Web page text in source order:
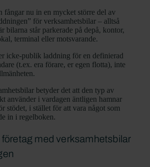
fångar nu in en mycket större del av
för verksamhetsbilar – alltså
bilarna står parkerade på depå, kontor,
terminal eller motsvarande.
icke-publik laddning för en definierad
(t.ex. era förare, er egen flotta), inte
betyder det att den typ av
använder i vardagen äntligen hamnar
stödet, i stället för att vara något som
in i regelboken.
företag med verksamhetsbilar